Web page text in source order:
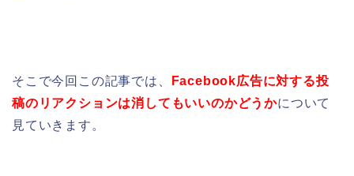
そこで今回この記事では、
Facebook広告に対する投
稿のリアクションは消してもいいのかどうかについて
見ていきます。